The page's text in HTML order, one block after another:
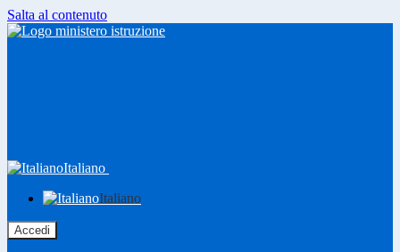
Salta al contenuto
Italiano
Italiano
Accedi